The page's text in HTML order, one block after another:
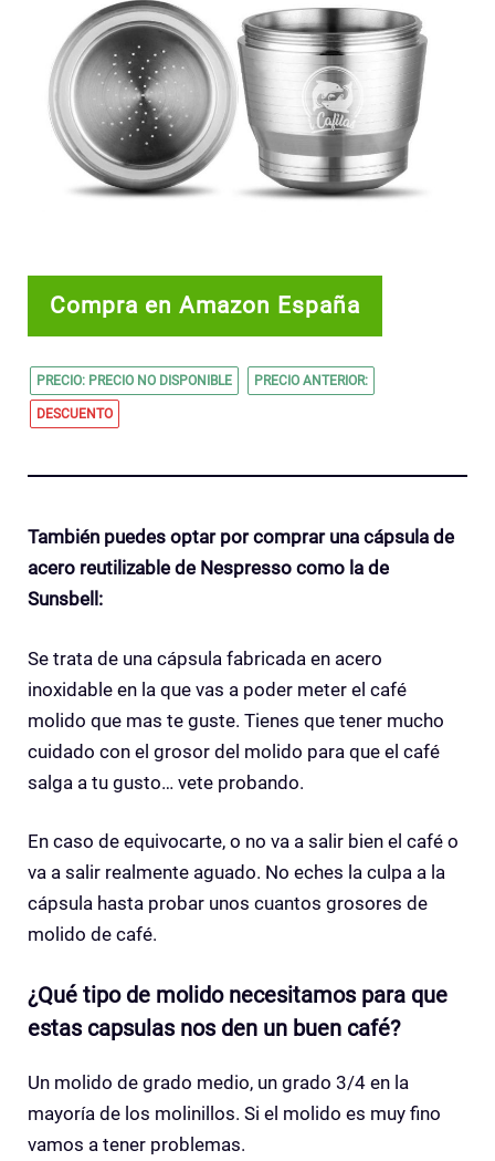
Compra en Amazon España
PRECIO: PRECIO NO DISPONIBLE PRECIO ANTERIOR:
DESCUENTO
También puedes optar por comprar una cápsula de
acero reutilizable de Nespresso como la de
Sunsbell:
Se trata de una cápsula fabricada en acero
inoxidable en la que vas a poder meter el café
molido que mas te guste. Tienes que tener mucho
cuidado con el grosor del molido para que el café
salga a tu gusto… vete probando.
En caso de equivocarte, o no va a salir bien el café o
va a salir realmente aguado. No eches la culpa a la
cápsula hasta probar unos cuantos grosores de
molido de café.
¿Qué tipo de molido necesitamos para que
estas capsulas nos den un buen café?
Un molido de grado medio, un grado 3/4 en la
mayoría de los molinillos. Si el molido es muy fino
vamos a tener problemas.